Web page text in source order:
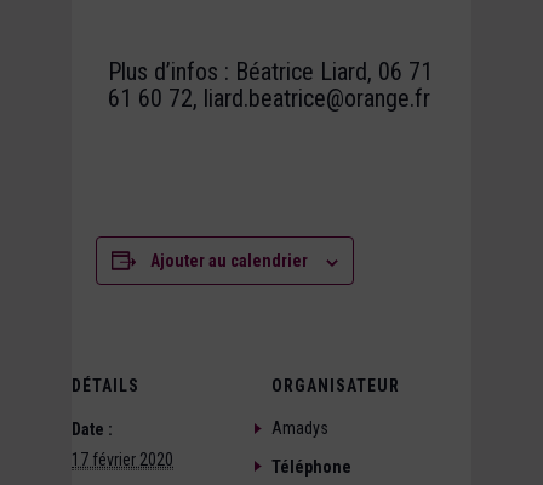
Plus d’infos : Béatrice Liard, 06 71
61 60 72, liard.beatrice@orange.fr
Ajouter au calendrier
DÉTAILS
Date :
17 février 2020
ORGANISATEUR
Amadys
Téléphone